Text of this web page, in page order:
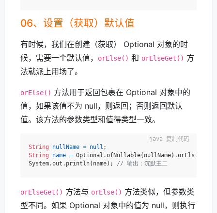
06、设置（获取）默认值
有时候，我们在创建（获取） Optional 对象的时
候，需要一个默认值，
orElse() 和 orElseGet() 方
法就派上用场了。
orElse() 方法用于返回包裹在 Optional 对象中的
值，如果该值不为 null，则返回；否则返回默认
值。该方法的参数类型和值得类型一致。
String nullName = null
String
name = Optional.ofNullable(nullName).orElse(
System.out.println(name); // 输出：沉默王二
复制代码
orElseGet() 方法与 orElse() 方法类似，但参数类
型不同。如果 Optional 对象中的值为 null，则执行